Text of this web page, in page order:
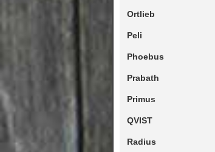
Ortlieb
Peli
Phoebus
Prabath
Primus
QVIST
Radius